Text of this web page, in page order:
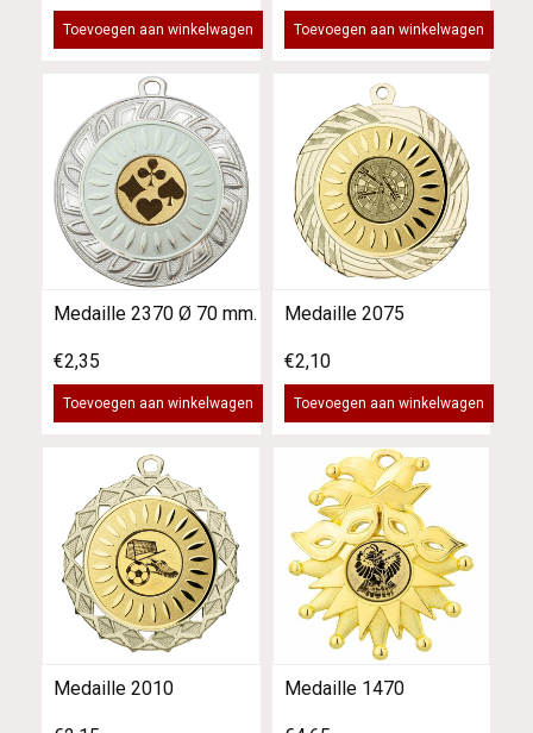
Toevoegen aan winkelwagen Toevoegen aan winkelwagen
Medaille 2370 Ø 70 mm.
€2,35
Toevoegen aan winkelwagen
Medaille 2075
€2,10
Toevoegen aan winkelwagen
Medaille 2010 Medaille 1470